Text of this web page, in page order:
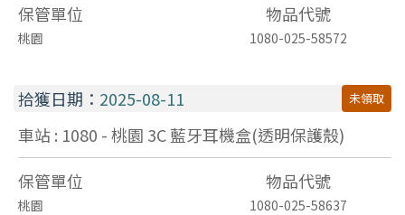
保管單位
物品代號
桃園 1080-025-58572
拾獲日期： 2025-08-11 未領取
車站 : 1080 - 桃園 3C藍牙耳機盒(透明保護殼)
保管單位
物品代號
桃園 1080-025-58637